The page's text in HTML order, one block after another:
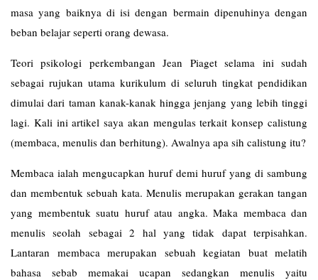
masa yang baiknya di isi dengan bermain dipenuhinya dengan
beban belajar seperti orang dewasa.
Teori psikologi perkembangan Jean Piaget selama ini sudah
sebagai rujukan utama kurikulum di seluruh tingkat pendidikan
dimulai dari taman kanak-kanak hingga jenjang yang lebih tinggi
lagi. Kali ini artikel saya akan mengulas terkait konsep calistung
(membaca, menulis dan berhitung). Awalnya apa sih calistung itu?
Membaca ialah mengucapkan huruf demi huruf yang di sambung
dan membentuk sebuah kata. Menulis merupakan gerakan tangan
yang membentuk suatu huruf atau angka. Maka membaca dan
menulis seolah sebagai 2 hal yang tidak dapat terpisahkan.
Lantaran membaca merupakan sebuah kegiatan buat melatih
bahasa sebab memakai ucapan sedangkan menulis yaitu